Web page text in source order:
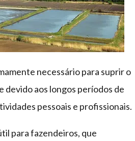
necessário para suprir o
devido aos longos períodos de
pessoais e profissionais.
para fazendeiros, que